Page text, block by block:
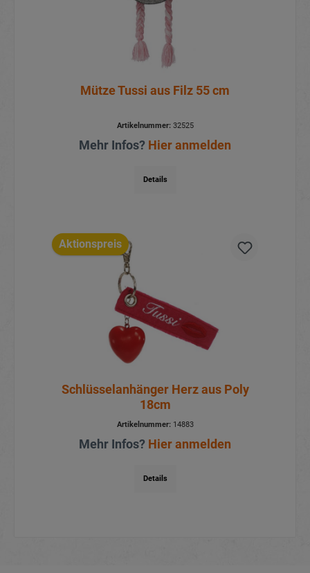
Mütze Tussi aus Filz 55 cm
Artikelnummer:32525
Mehr Infos? Hier anmelden
Details
Aktionspreis
Schlüsselanhänger Herz aus Poly
18cm
Artikelnummer:14883
Mehr Infos? Hier anmelden
Details